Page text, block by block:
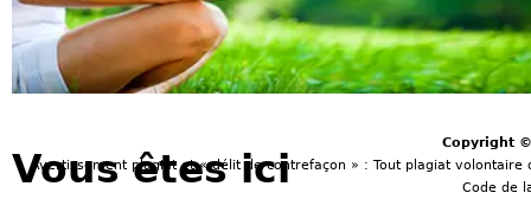
Vous êtes ici
Copyright
Avertissement plagiat et « délit de contrefaçon » : Tout plagiat
Code de